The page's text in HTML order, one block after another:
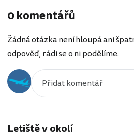
0 komentářů
Žádná otázka není hloupá ani
odpověď, rádi se o ni podělíme.
Letiště v okolí